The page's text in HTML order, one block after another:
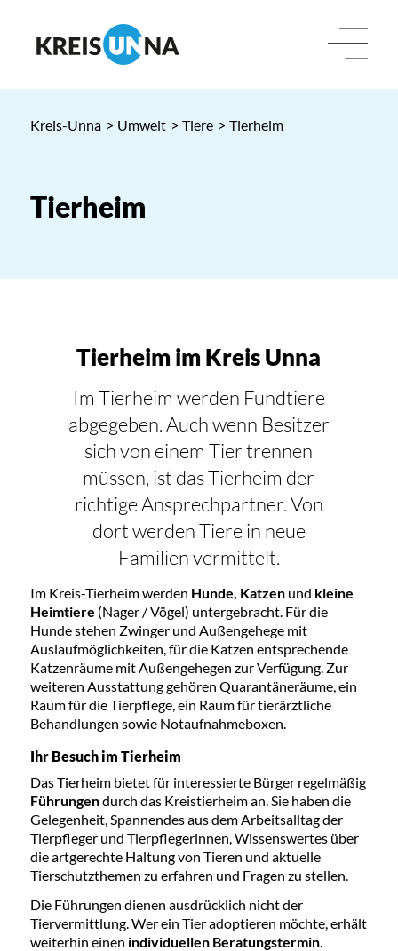
Kreis-Unna > Umwelt > Tiere > Tierheim
Tierheim
Tierheim im Kreis Unna
Im Tierheim werden Fundtiere
abgegeben. Auch wenn Besitzer
sich von einem Tier trennen
müssen, ist das Tierheim der
richtige Ansprechpartner. Von
dort werden Tiere in neue
Familien vermittelt.
Im Kreis-Tierheim werden Hunde, Katzenund kleine
Heimtiere (Nager / Vögel) untergebracht. Für die
Hunde stehen Zwinger und Außengehege mit
Auslaufmöglichkeiten, für die Katzen entsprechende
Katzenräume mit Außengehegen zur Verfügung. Zur
weiteren Ausstattung gehören Quarantäneräume, ein
Raum für die Tierpflege, ein Raum für tierärztliche
Behandlungen sowie Notaufnahmeboxen.
Ihr Besuch im Tierheim
Das Tierheim bietet für interessierte Bürger regelmäßig
Führungendurch das Kreistierheim an. Sie haben die
Gelegenheit, Spannendes aus dem Arbeitsalltag der
Tierpfleger und Tierpflegerinnen, Wissenswertes über
die artgerechte Haltung von Tieren und aktuelle
Tierschutzthemen zu erfahren und Fragen zu stellen.
Die Führungen dienen ausdrücklich nicht der
Tiervermittlung. Wer ein Tier adoptieren möchte, erhält
weiterhin einen individuellen Beratungstermin.